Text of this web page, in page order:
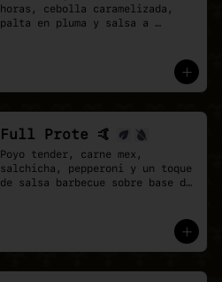
horas, cebolla caramelizada,
palta en pluma y salsa a
Full Prote 🤙
Poyo tender, carne mex,
salchicha, pepperoni y un toque
de salsa barbecue sobre base de